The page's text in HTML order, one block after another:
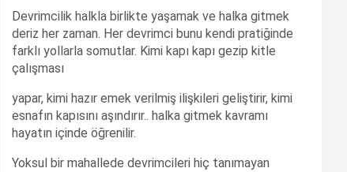
Devrimcilik halkla birlikte yaşamak ve halka gitmek
deriz her zaman. Her devrimci bunu kendi pratiğinde
farklı yollarla somutlar. Kimi kapı kapı gezip kitle
çalışması
yapar, kimi hazır emek verilmiş ilişkileri geliştirir, kimi
esnafın kapısını aşındırır.. halka gitmek kavramı
hayatın içinde öğrenilir.
Yoksul bir mahallede devrimcileri hiç tanımayan